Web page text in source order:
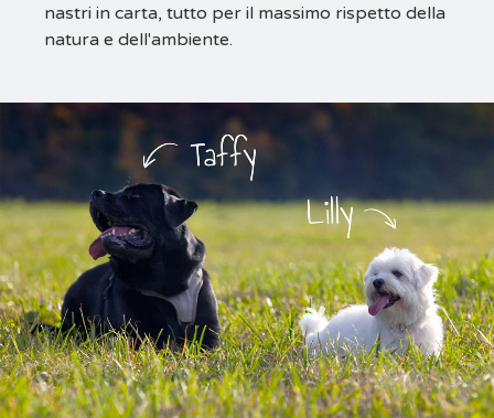
nastri in carta, tutto per il massimo rispetto della
natura e dell'ambiente.